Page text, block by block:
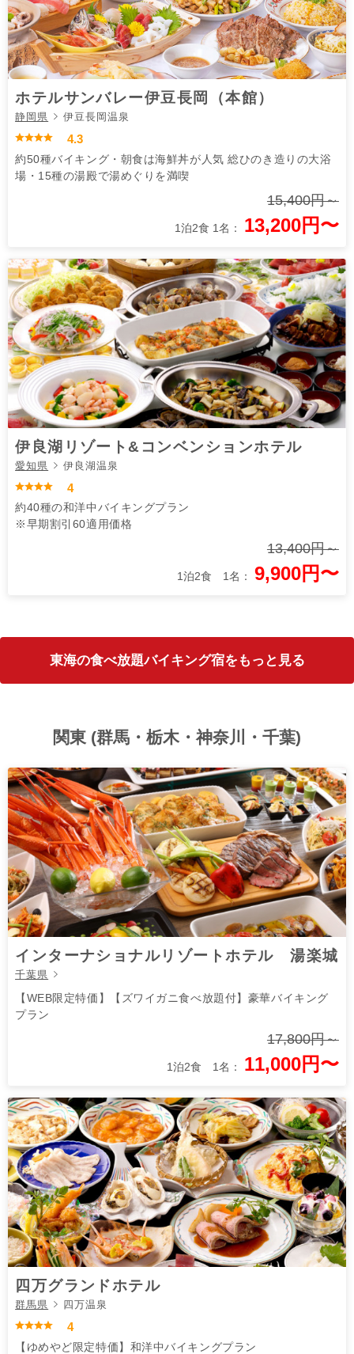
ホテルサンバレー伊豆長岡（本館）
静岡県 伊豆長岡温泉
4.3
約50種バイキング・朝食は海鮮丼が人気 総ひのき造りの大浴
場・15種の湯殿で湯めぐりを満喫
15,400円～
1泊2食 1名： 13,200円〜
伊良湖リゾート&コンベンションホテル
愛知県 伊良湖温泉
4
約40種の和洋中バイキングプラン
※早期割引60適用価格
13,400円～
1泊2食 1名： 9,900円〜
東海の食べ放題バイキング宿をもっと見る
関東 (群馬・栃木・神奈川・千葉)
インターナショナルリゾートホテル 湯楽城
千葉県
【WEB限定特価】【ズワイガニ食べ放題付】豪華バイキング
プラン
17,800円～
1泊2食 1名： 11,000円〜
四万グランドホテル
群馬県 四万温泉
4
【ゆめやど限定特価】和洋中バイキングプラン